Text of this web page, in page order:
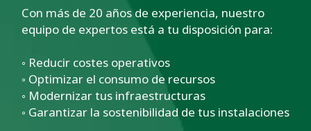
Con más de 20 años de experiencia, nuestro
equipo de expertos está a tu disposición para:
◦ Reducir costes operativos
◦ Optimizar el consumo de recursos
◦ Modernizar tus infraestructuras
◦ Garantizar la sostenibilidad de tus instalaciones